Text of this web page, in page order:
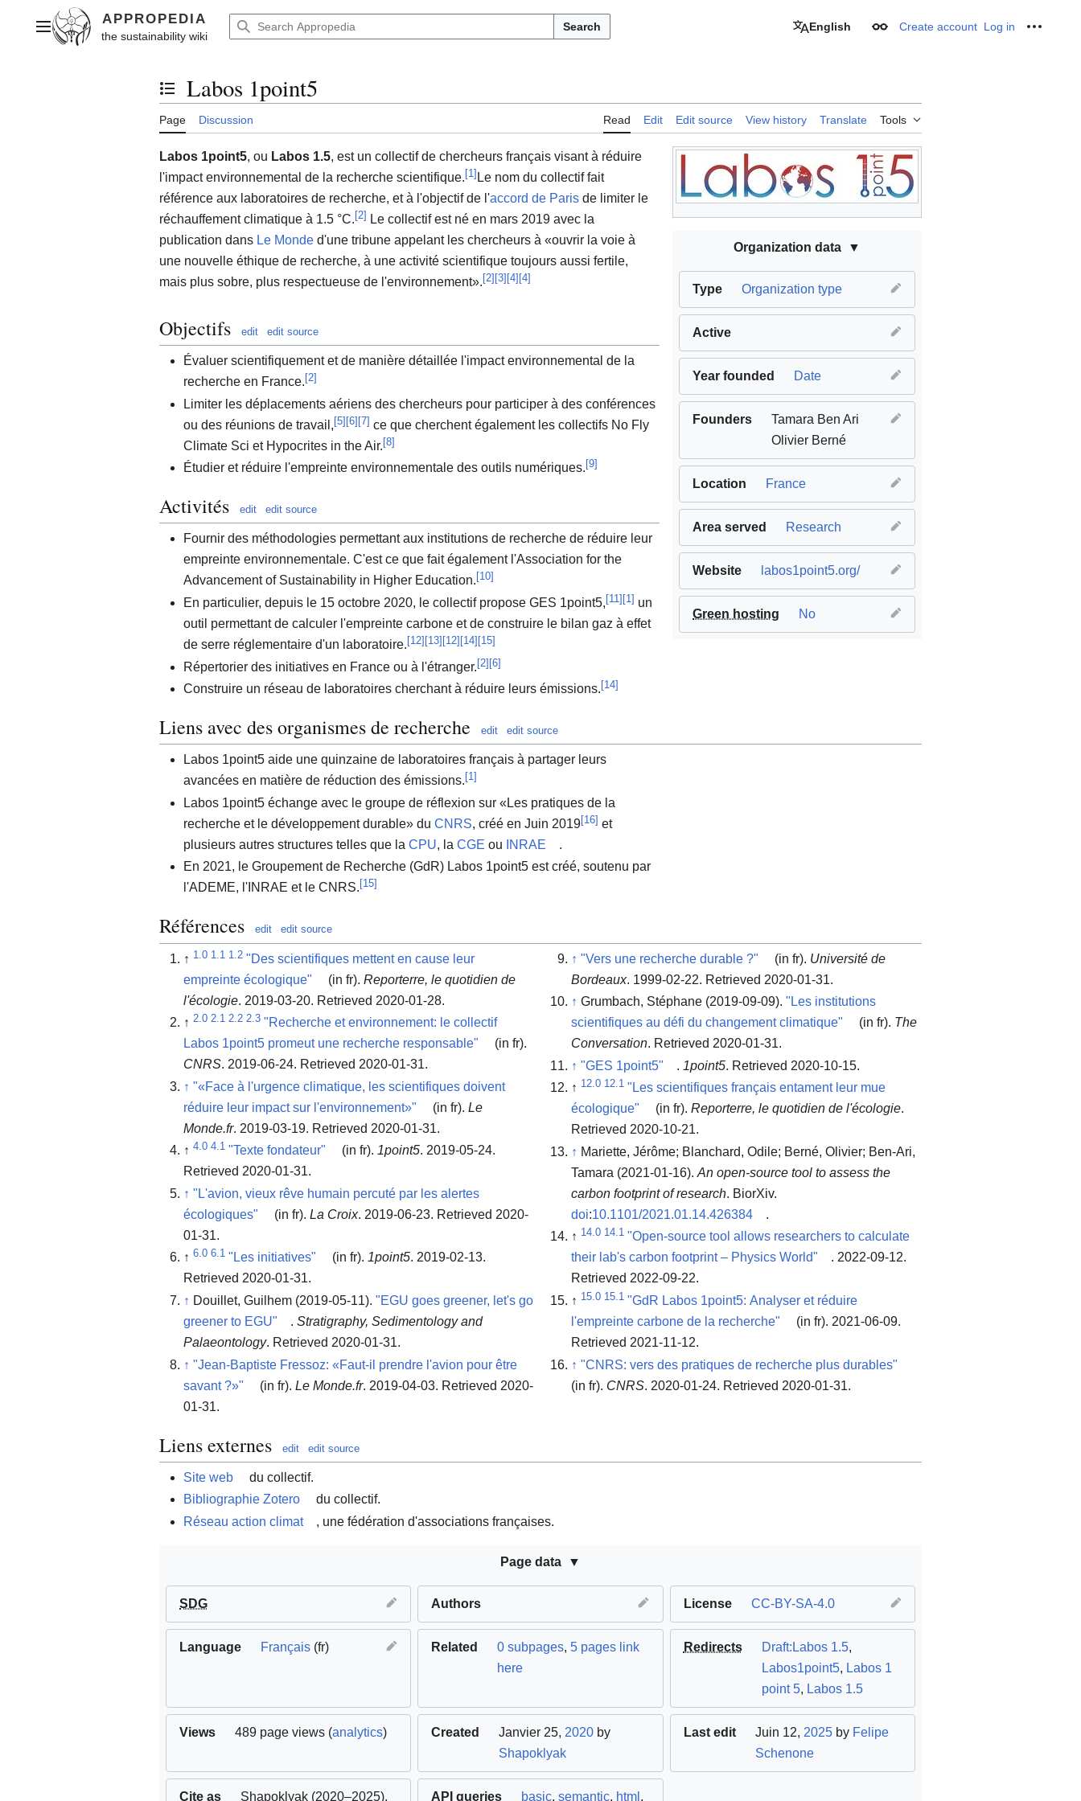
contentMain menu Search English Appearance
Create account Log in
Toggle the table of contents
Labos 1point5
Page Discussion Read Edit Edit source View history Translate Tools
Organization data
Type Organization type
Active
Year founded Date
Founders
Tamara Ben Ari
Olivier Berné
Location France
Area served Research
Website labos1point5.org/
Green hosting No
Labos 1point5, ou Labos 1.5, est un collectif de chercheurs français visant à réduire
l'impact environnemental de la recherche scientifique.[1] Le nom du collectif fait
référence aux laboratoires de recherche, et à l'objectif de l'accord de Paris de limiter le
réchauffement climatique à 1.5 °C.[2] Le collectif est né en mars 2019 avec la
publication dans Le Monde d'une tribune appelant les chercheurs à «ouvrir la voie à
une nouvelle éthique de recherche, à une activité scientifique toujours aussi fertile,
mais plus sobre, plus respectueuse de l'environnement».[2][3][4][4]
Objectifs edit edit source
Évaluer scientifiquement et de manière détaillée l'impact environnemental de la
recherche en France. [2]
Limiter les déplacements aériens des chercheurs pour participer à des conférences
ou des réunions de travail,[5][6][7] ce que cherchent également les collectifs No Fly
Climate Sci et Hypocrites in the Air.[8]
Étudier et réduire l'empreinte environnementale des outils numériques. [9]
Activités edit edit source
Fournir des méthodologies permettant aux institutions de recherche de réduire leur
empreinte environnementale. C'est ce que fait également l'Association for the
Advancement of Sustainability in Higher Education. [10]
En particulier, depuis le 15 octobre 2020, le collectif propose GES 1point5,[11][1] un
outil permettant de calculer l'empreinte carbone et de construire le bilan gaz à effet
de serre réglementaire d'un laboratoire.[12][13][12][14][15]
Répertorier des initiatives en France ou à l'étranger.[2][6]
Construire un réseau de laboratoires cherchant à réduire leurs émissions. [14]
Liens avec des organismes de recherche edit edit source
Labos 1point5 aide une quinzaine de laboratoires français à partager leurs
avancées en matière de réduction des émissions. [1 ]
Labos 1point5 échange avec le groupe de réflexion sur «Les pratiques de la
recherche et le développement durable» du CNRS, créé en Juin 2019[16] et
plusieurs autres structures telles que la CPU, la CGE ou INRAE
.
En 2021, le Groupement de Recherche (GdR) Labos 1point5 est créé, soutenu par
l'ADEME, l'INRAE et le CNRS. [15]
Références edit edit source
↑ 1.0 1.1 1.2 "Des scientifiques mettent en cause leur
empreinte écologique"
(in fr). Reporterre, le quotidien de
l'écologie. 2019-03-20. Retrieved 2020-01-28.
↑ 2.0 2.1 2.2 2.3 "Recherche et environnement: le collectif
Labos 1point5 promeut une recherche responsable"
(in fr).
CNRS. 2019-06-24. Retrieved 2020-01-31.
↑ "«Face à l'urgence climatique, les scientifiques doivent
réduire leur impact sur l'environnement»"
(in fr). Le
Monde.fr. 2019-03-19. Retrieved 2020-01-31.
↑ 4.0 4.1 "Texte fondateur" (in fr). 1point5. 2019-05-24.
Retrieved 2020-01-31.
↑ "L'avion, vieux rêve humain percuté par les alertes
écologiques"
(in fr). La Croix. 2019-06-23. Retrieved 2020-
01-31.
↑ 6.0 6.1 "Les initiatives" (in fr). 1point5. 2019-02-13.
Retrieved 2020-01-31.
↑ Douillet, Guilhem (2019-05-11). "EGU goes greener, let's go
greener to EGU"
. Stratigraphy, Sedimentology and
Palaeontology. Retrieved 2020-01-31.
↑ "Jean-Baptiste Fressoz: «Faut-il prendre l'avion pour être
savant ?»"
(in fr). Le Monde.fr. 2019-04-03. Retrieved 2020-
01-31.
↑ "Vers une recherche durable ?" (in fr). Université de
Bordeaux. 1999-02-22. Retrieved 2020-01-31.
↑ Grumbach, Stéphane (2019-09-09). "Les institutions
scientifiques au défi du changement climatique"
(in fr). The
Conversation. Retrieved 2020-01-31.
↑ "GES 1point5" . 1point5. Retrieved 2020-10-15.
↑ 12.0 12.1 "Les scientifiques français entament leur mue
écologique"
(in fr). Reporterre, le quotidien de l'écologie.
Retrieved 2020-10-21.
↑ Mariette, Jérôme; Blanchard, Odile; Berné, Olivier; Ben-Ari,
Tamara (2021-01-16). An open-source tool to assess the
carbon footprint of research. BiorXiv.
doi:10.1101/2021.01.14.426384
.
↑ 14.0 14.1 "Open-source tool allows researchers to calculate
their lab's carbon footprint – Physics World"
. 2022-09-12.
Retrieved 2022-09-22.
↑ 15.0 15.1 "GdR Labos 1point5: Analyser et réduire
l'empreinte carbone de la recherche"
(in fr). 2021-06-09.
Retrieved 2021-11-12.
↑ "CNRS: vers des pratiques de recherche plus durables"
(in fr). CNRS. 2020-01-24. Retrieved 2020-01-31.
Liens externes edit edit source
Site web
du collectif.
Bibliographie Zotero
du collectif.
Réseau action climat
, une fédération d'associations françaises.
Page data
SDG Authors License CC-BY-SA-4.0
Language Français (fr) Related 0 subpages,5 pages link
here
Redirects Draft:Labos 1.5,
Labos1point5, Labos 1
point 5, Labos 1.5
Views 489 page views (analytics) Created Janvier 25, 2020 by
Shapoklyak
Last edit Juin 12, 2025by Felipe
Schenone
Cite as Shapoklyak (2020–2025). API queries basic,semantic, html ,